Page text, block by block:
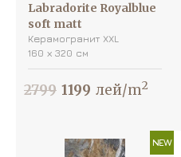
Labradorite Royalblue
soft matt
Керамогранит XXL
160 х 320 см
2799 1199 лей/m2
NEW